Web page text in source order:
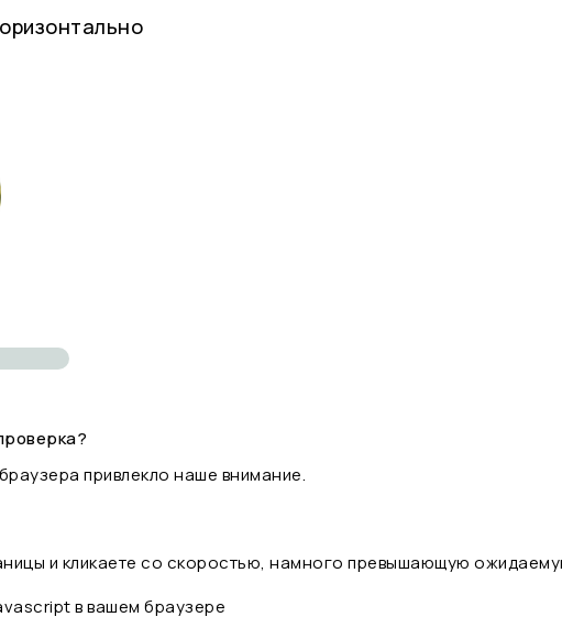
привлекло наше внимание.
и кликаете со скоростью, намного превышающую
в вашем браузере